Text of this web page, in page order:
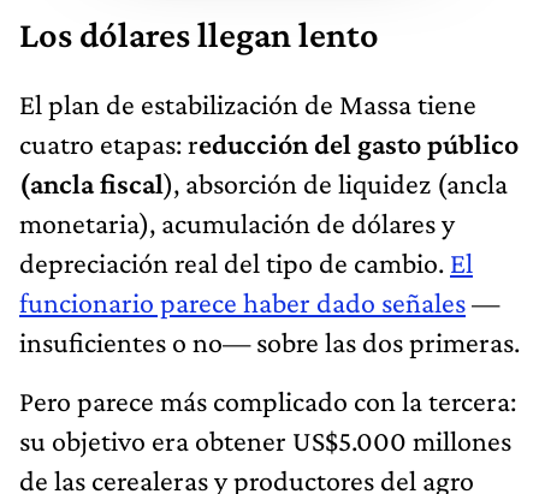
Los dólares llegan lento
El plan de estabilización de Massa tiene
cuatro etapas: reducción del gasto público
(ancla fiscal), absorción de liquidez (ancla
monetaria), acumulación de dólares y
depreciación real del tipo de cambio. El
funcionario parece haber dado señales—
insuficientes o no— sobre las dos primeras.
Pero parece más complicado con la tercera:
su objetivo era obtener US$5.000 millones
de las cerealeras y productores del agro